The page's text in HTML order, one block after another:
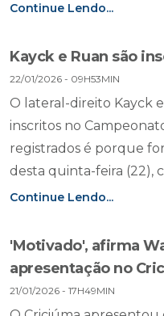
Continue Lendo...
Kayck e Ruan são
22/01/2026 - 09H53MIN
O lateral-direito Kayck
inscritos no
registrados é porque
desta quinta-feira (22),
Continue Lendo...
'Motivado', afirma
apresentação no
21/01/2026 - 17H49MIN